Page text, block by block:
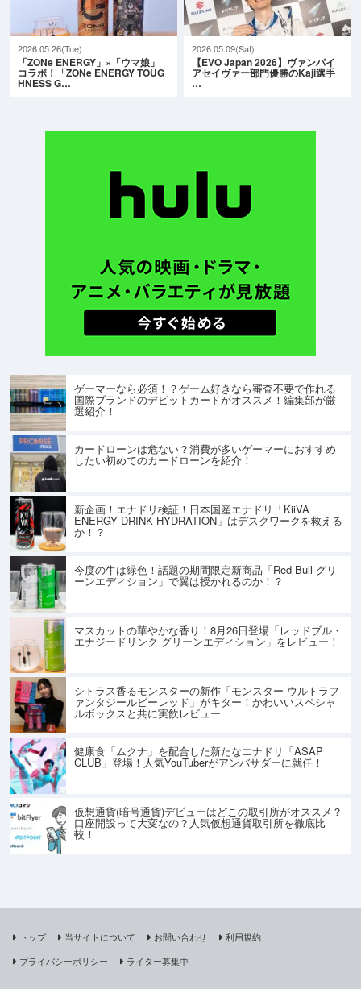
2026.05.26(Tue)
「ZONe ENERGY」×「ウマ娘」
コラボ！「ZONe ENERGY TOUG
HNESS G…
2026.05.09(Sat)
【EVO Japan 2026】ヴァンパイ
アセイヴァー部門優勝のKaji選手
…
ゲーマーなら必須！？ゲーム好きなら審査不要で作れる
国際ブランドのデビットカードがオススメ！編集部が厳
選紹介！
カードローンは危ない？消費が多いゲーマーにおすすめ
したい初めてのカードローンを紹介！
新企画！エナドリ検証！日本国産エナドリ「KiiVA
ENERGY DRINK HYDRATION」はデスクワークを救える
か！？
今度の牛は緑色！話題の期間限定新商品「Red Bull グリ
ーンエディション」で翼は授かれるのか！？
マスカットの華やかな香り！8月26日登場「レッドブル・
エナジードリンク グリーンエディション」をレビュー！
シトラス香るモンスターの新作「モンスター ウルトラフ
ァンタジールビーレッド」がキター！かわいいスペシャ
ルボックスと共に実飲レビュー
健康食「ムクナ」を配合した新たなエナドリ「ASAP
CLUB」登場！人気YouTuberがアンバサダーに就任！
仮想通貨(暗号通貨)デビューはどこの取引所がオススメ？
口座開設って大変なの？人気仮想通貨取引所を徹底比
較！
トップ 当サイトについて お問い合わせ
利用規約
プライバシーポリシー
ライター募集中